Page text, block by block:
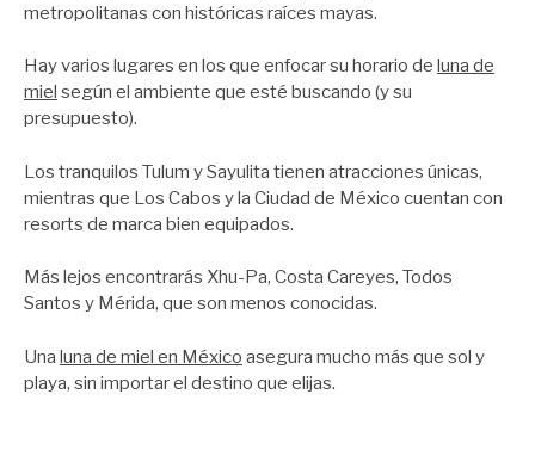
metropolitanas con históricas raíces mayas.
Hay varios lugares en los que enfocar su horario de luna de
miel según el ambiente que esté buscando (y su
presupuesto).
Los tranquilos Tulum y Sayulita tienen atracciones únicas,
mientras que Los Cabos y la Ciudad de México cuentan con
resorts de marca bien equipados.
Más lejos encontrarás Xhu-Pa, Costa Careyes, Todos
Santos y Mérida, que son menos conocidas.
Una luna de miel en México asegura mucho más que sol y
playa, sin importar el destino que elijas.